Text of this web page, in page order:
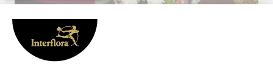
Au Cadeau Fleuri, S.duthil
Pontorson